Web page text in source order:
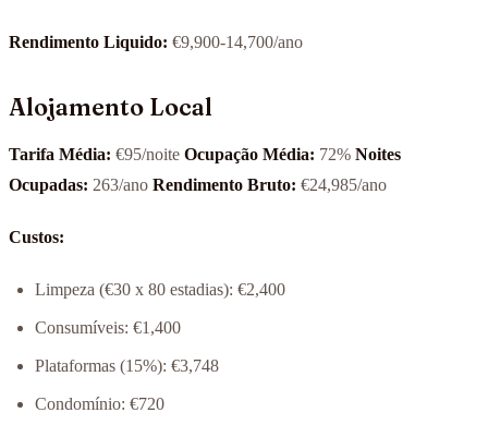
Rendimento Liquido: €9,900-14,700/ano
Alojamento Local
Tarifa Média: €95/noite Ocupação Média: 72% Noites
Ocupadas: 263/ano Rendimento Bruto: €24,985/ano
Custos:
Limpeza (€30 x 80 estadias): €2,400
Consumíveis: €1,400
Plataformas (15%): €3,748
Condomínio: €720